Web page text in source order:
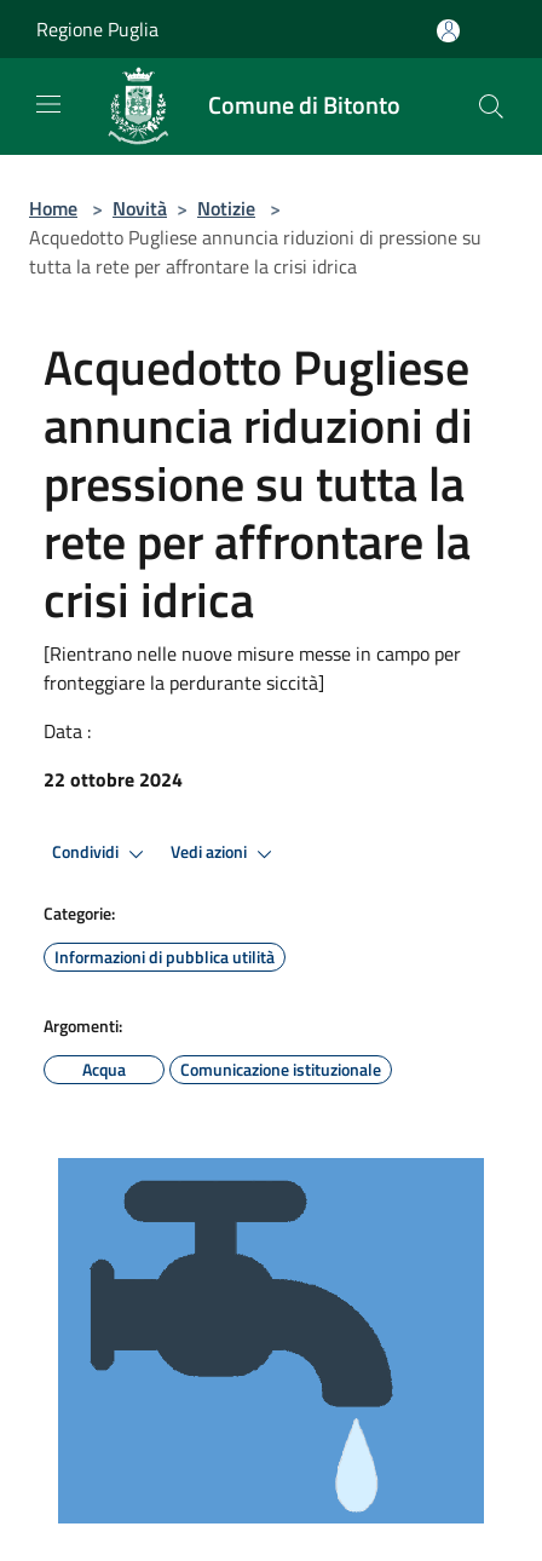
Regione Puglia
Comune di Bitonto
Home > Novità > Notizie >
Acquedotto Pugliese annuncia riduzioni di pressione su
tutta la rete per affrontare la crisi idrica
Acquedotto Pugliese
annuncia riduzioni di
pressione su tutta la
rete per affrontare la
crisi idrica
[Rientrano nelle nuove misure messe in campo per
fronteggiare la perdurante siccità]
Data :
22 ottobre 2024
Condividi Vedi azioni
Categorie:
Informazioni di pubblica utilità
Argomenti:
Acqua
Comunicazione istituzionale